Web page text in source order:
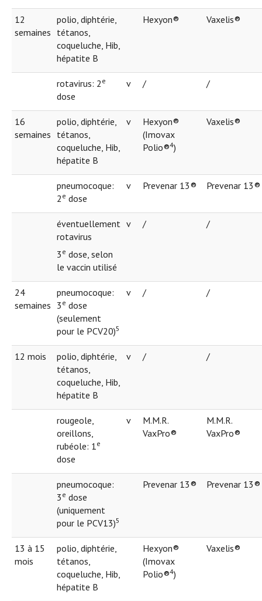
12
semaines
polio, diphtérie,
tétanos,
coqueluche, Hib,
hépatite B
Hexyon® Vaxelis®
rotavirus: 2 e
dose
v / /
16
semaines
polio, diphtérie,
tétanos,
coqueluche, Hib,
hépatite B
v
Hexyon®
(Imovax
Polio®4)
Vaxelis®
pneumocoque:
2 e dose
v Prevenar 13® Prevenar 13®
éventuellement
rotavirus
3 e dose, selon
le vaccin utilisé
v / /
24
semaines
pneumocoque:
3 e dose
(seulement
pour le PCV20)5
v / /
12 mois
polio, diphtérie,
tétanos,
coqueluche, Hib,
hépatite B
v / /
rougeole,
oreillons,
rubéole: 1e
dose
v
M.M.R.
VaxPro®
M.M.R.
VaxPro®
pneumocoque:
3 e dose
(uniquement
pour le PCV13)5
Prevenar 13® Prevenar 13®
13 à 15
mois
polio, diphtérie,
tétanos,
coqueluche, Hib,
hépatite B
Hexyon®
(Imovax
Polio®4)
Vaxelis®